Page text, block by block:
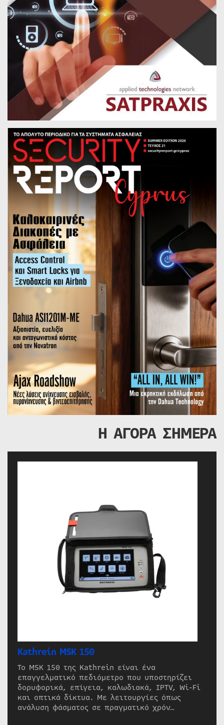
Η ΑΓΟΡΑ ΣΗΜΕΡΑ
Kathrein MSK 150
Το MSK 150 της Kathrein είναι ένα
επαγγελματικό πεδιόμετρο που υποστηρίζει
δορυφορικά, επίγεια, καλωδιακά, IPTV, Wi-Fi
και οπτικά δίκτυα. Με λειτουργίες όπως
ανάλυση φάσματος σε πραγματικό χρόν…